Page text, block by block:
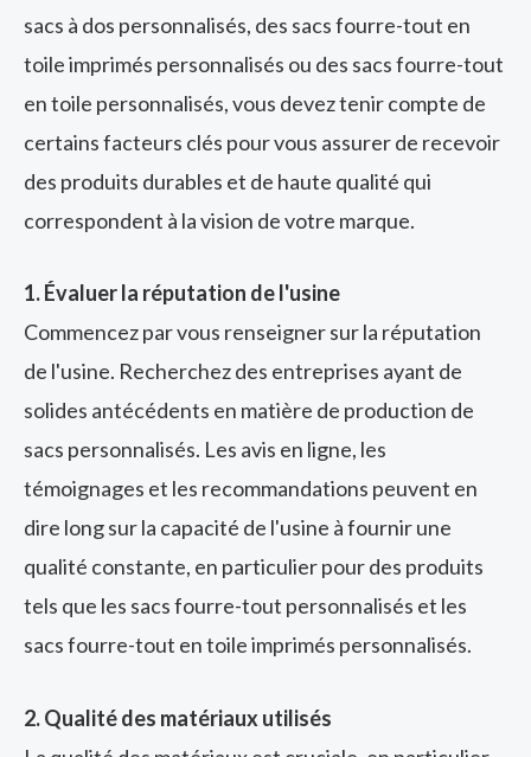
sacs à dos personnalisés, des sacs fourre-tout en
toile imprimés personnalisés ou des sacs fourre-tout
en toile personnalisés, vous devez tenir compte de
certains facteurs clés pour vous assurer de recevoir
des produits durables et de haute qualité qui
correspondent à la vision de votre marque.
1. Évaluer la réputation de l'usine
Commencez par vous renseigner sur la réputation
de l'usine. Recherchez des entreprises ayant de
solides antécédents en matière de production de
sacs personnalisés. Les avis en ligne, les
témoignages et les recommandations peuvent en
dire long sur la capacité de l'usine à fournir une
qualité constante, en particulier pour des produits
tels que les sacs fourre-tout personnalisés et les
sacs fourre-tout en toile imprimés personnalisés.
2. Qualité des matériaux utilisés